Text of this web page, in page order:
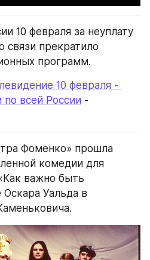
10 февраля за неуплату
связи прекратило
программ.
10 февраля -
по всей России -
Фоменко» прошла
комедии для
важно быть
Уальда в